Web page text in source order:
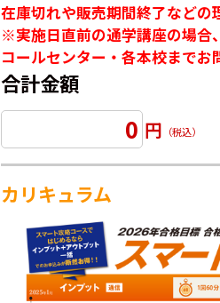
在庫切れや販売期間終了などの
※実施日直前の通学講座の場合
コールセンター・各本校までお
合計金額
0 円 （税込）
カリキュラム